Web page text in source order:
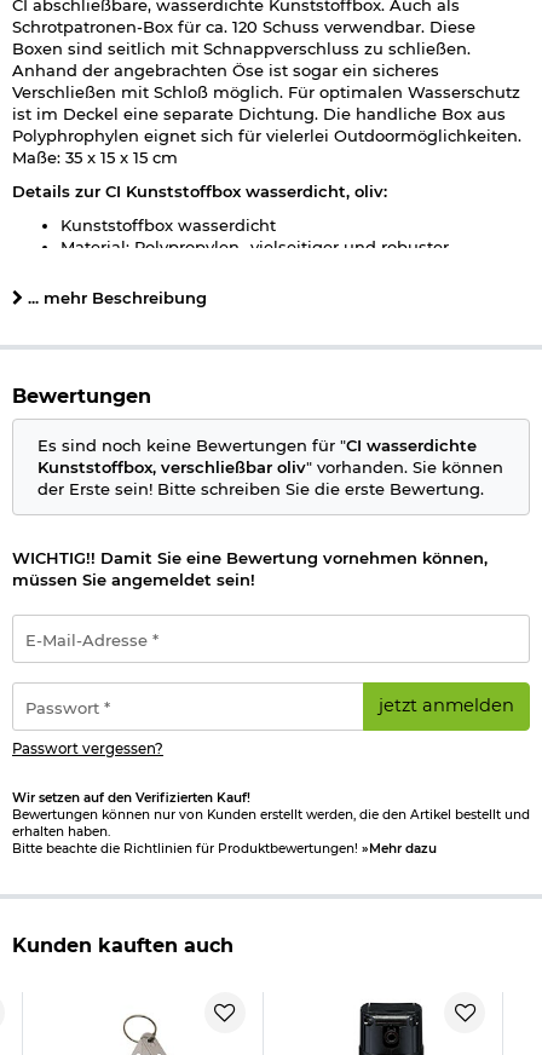
CI abschließbare, wasserdichte Kunststoffbox. Auch als
Schrotpatronen-Box für ca. 120 Schuss verwendbar. Diese
Boxen sind seitlich mit Schnappverschluss zu schließen.
Anhand der angebrachten Öse ist sogar ein sicheres
Verschließen mit Schloß möglich. Für optimalen Wasserschutz
ist im Deckel eine separate Dichtung. Die handliche Box aus
Polyphrophylen eignet sich für vielerlei Outdoormöglichkeiten.
Maße: 35 x 15 x 15 cm
Details zur CI Kunststoffbox wasserdicht, oliv:
Kunststoffbox wasserdicht
Material: Polypropylen -vielseitiger und robuster
Chemikalienbeständig, hohe Steifigkeit und
Farbe: oliv
Marke: Commando Industries
Hersteller: Commando Industries
Herstellerinformationen
... mehr Beschreibung
Bewertungen
Es sind noch keine Bewertungen für "CI wasserdichte
Kunststoffbox, verschließbar oliv" vorhanden. Sie können
der Erste sein! Bitte schreiben Sie die erste Bewertung.
WICHTIG!! Damit Sie eine Bewertung vornehmen können,
müssen Sie angemeldet sein!
Mail-
Adresse
*
jetzt anmelden
Passwort vergessen?
Wir setzen auf den Verifizierten Kauf!
Bewertungen können nur von Kunden erstellt werden, die den Artikel bestellt und
erhalten haben.
Bitte beachte die Richtlinien für Produktbewertungen! »Mehr dazu
Kunden kauften auch